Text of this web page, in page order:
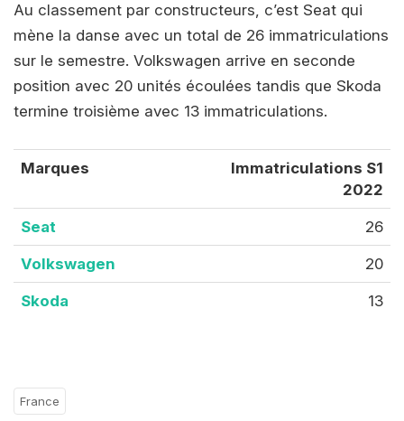
Au classement par constructeurs, c’est Seat qui
mène la danse avec un total de 26 immatriculations
sur le semestre. Volkswagen arrive en seconde
position avec 20 unités écoulées tandis que Skoda
termine troisième avec 13 immatriculations.
Marques
Immatriculations S1
2022
Seat 26
Volkswagen 20
Skoda 13
France